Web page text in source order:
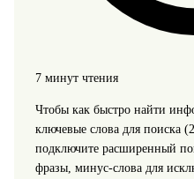
7 минут чтения
Чтобы как быстро найти
ключевые слова для поиска
подключите расширенный
фразы, минус-слова для